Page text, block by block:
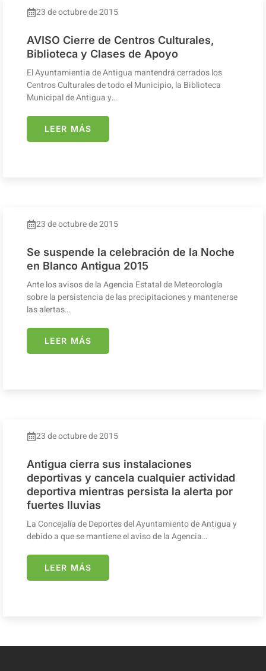
23 de octubre de 2015
AVISO Cierre de Centros Culturales,
Biblioteca y Clases de Apoyo
El Ayuntamientia de Antigua mantendrá cerrados los
Centros Culturales de todo el Municipio, la Biblioteca
Municipal de Antigua y…
LEER MÁS
23 de octubre de 2015
Se suspende la celebración de la Noche
en Blanco Antigua 2015
Ante los avisos de la Agencia Estatal de Meteorología
sobre la persistencia de las precipitaciones y mantenerse
las alertas…
LEER MÁS
23 de octubre de 2015
Antigua cierra sus instalaciones
deportivas y cancela cualquier actividad
deportiva mientras persista la alerta por
fuertes lluvias
La Concejalía de Deportes del Ayuntamiento de Antigua y
debido a que se mantiene el aviso de la Agencia…
LEER MÁS